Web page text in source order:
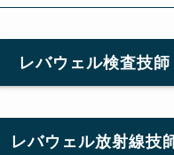
レバウェル検査技師
レバウェル放射線技